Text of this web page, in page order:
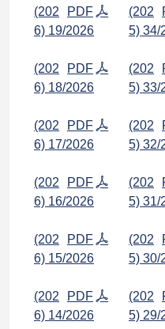
PDF
(202
6) 19/2026
PDF
(202
6) 18/2026
PDF
(202
6) 17/2026
PDF
(202
6) 16/2026
PDF
(202
6) 15/2026
PDF
(202
6) 14/2026
(202
5) 34/
(202
5) 33/
(202
5) 32/
(202
5) 31/
(202
5) 30/
(202
5) 29/